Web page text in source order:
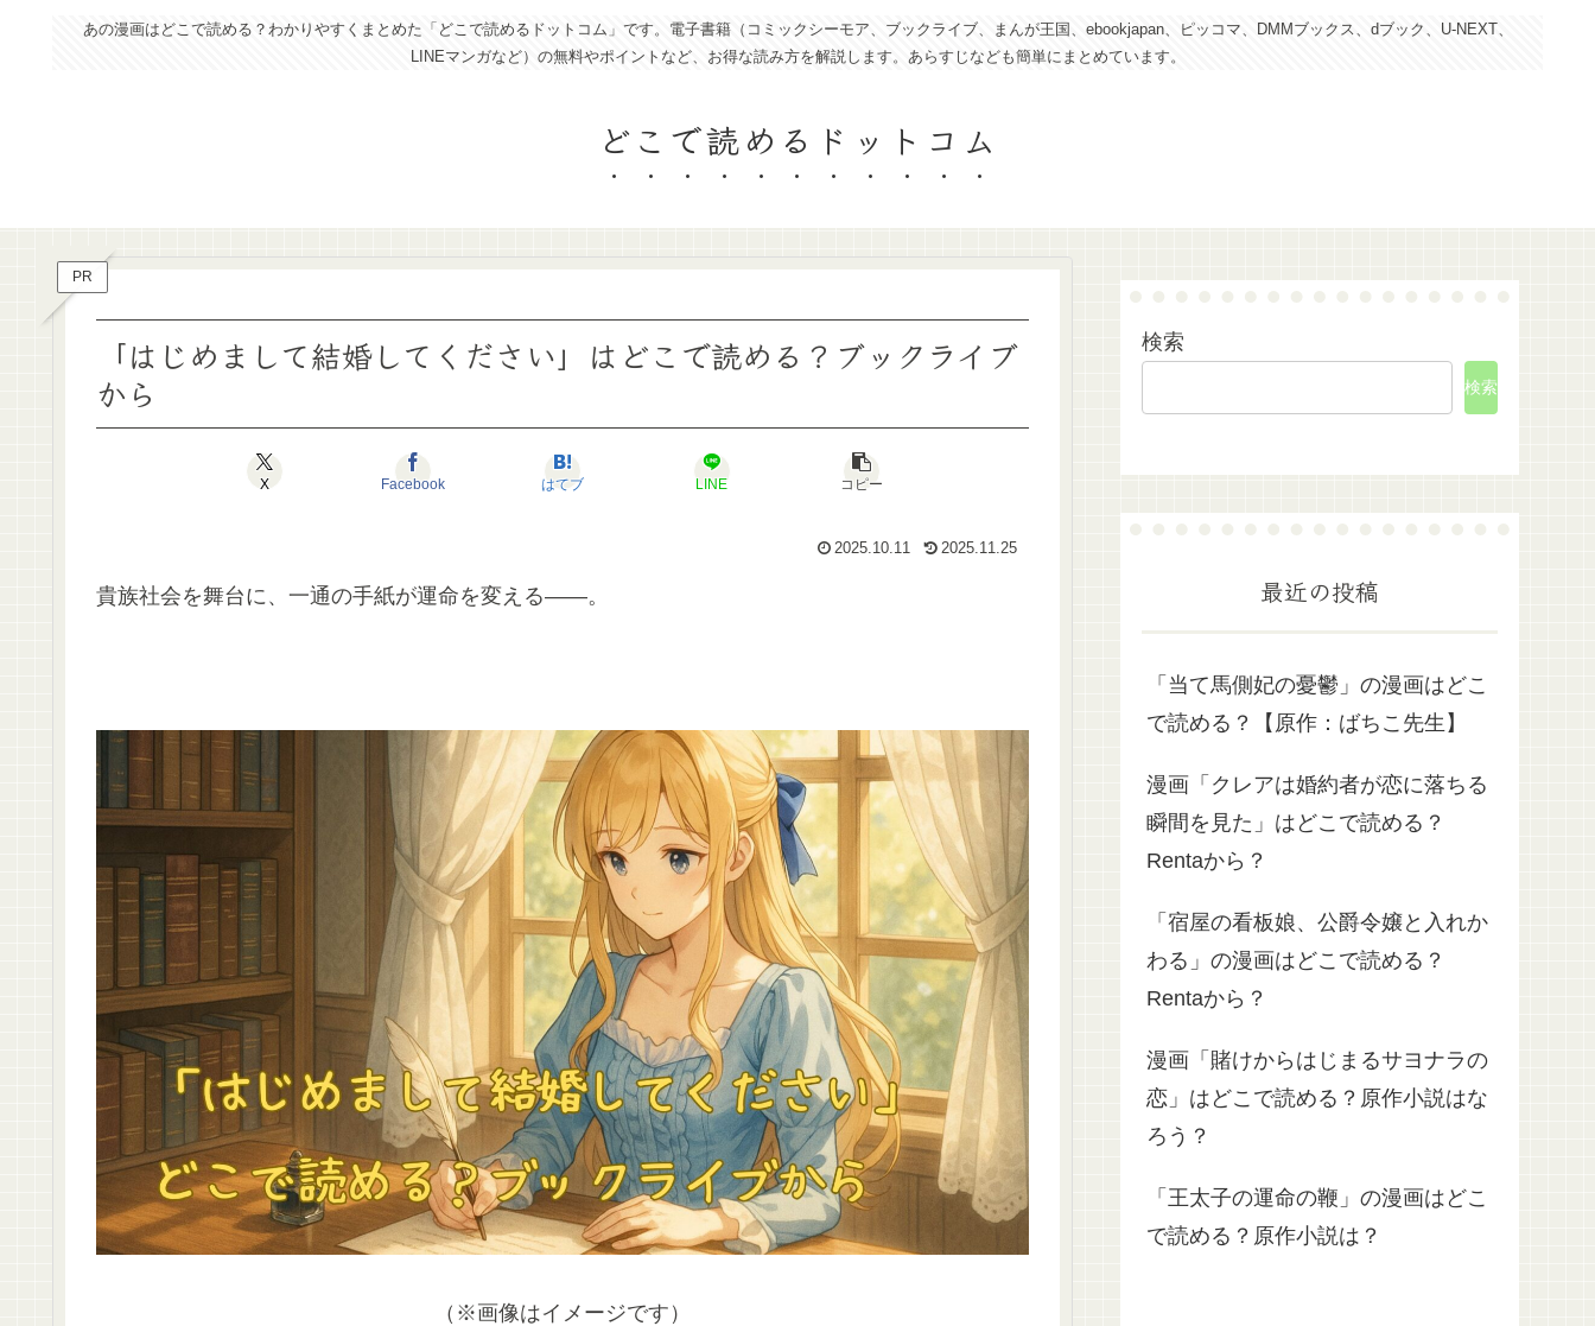
あの漫画はどこで読める？わかりやすくまとめた「どこで読めるドットコム」です。電子書籍（コミックシーモア、ブックライブ、まんが王国、ebookjapan、ピッコマ、DMMブックス、dブック、U-NEXT、
LINEマンガなど）の無料やポイントなど、お得な読み方を解説します。あらすじなども簡単にまとめています。
どこで読めるドットコム
PR
「はじめまして結婚してください」はどこで読める？ブックライブ
から
X Facebook はてブ LINE コピー
2025.10.11 2025.11.25
貴族社会を舞台に、一通の手紙が運命を変える――。
（※画像はイメージです）
検索
検索
最近の投稿
「当て馬側妃の憂鬱」の漫画はどこ
で読める？【原作：ばちこ先生】
漫画「クレアは婚約者が恋に落ちる
瞬間を見た」はどこで読める？
Rentaから？
「宿屋の看板娘、公爵令嬢と入れか
わる」の漫画はどこで読める？
Rentaから？
漫画「賭けからはじまるサヨナラの
恋」はどこで読める？原作小説はな
ろう？
「王太子の運命の鞭」の漫画はどこ
で読める？原作小説は？